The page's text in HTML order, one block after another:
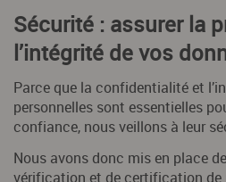
Sécurité : assurer la
l’intégrité de vos
Parce que la confidentialité et
personnelles sont essentielles
confiance, nous veillons à leur
Nous avons donc mis en place
vérification et de certification de